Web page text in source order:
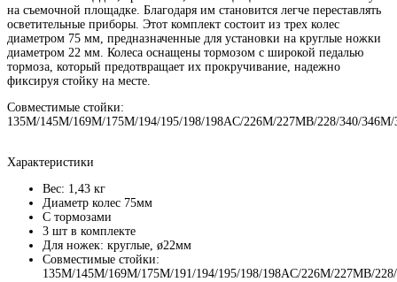
на съемочной площадке. Благодаря им становится легче переставлять
осветительные приборы. Этот комплект состоит из трех колес
диаметром 75 мм, предназначенные для установки на круглые ножки
диаметром 22 мм. Колеса оснащены тормозом с широкой педалью
тормоза, который предотвращает их прокручивание, надежно
фиксируя стойку на месте.
Совместимые стойки:
135M/145M/169M/175M/194/195/198/198AC/226M/227MB/228/340/
Характеристики
Вес: 1,43 кг
Диаметр колес 75мм
С тормозами
3 шт в комплекте
Для ножек: круглые, ø22мм
Совместимые стойки:
135M/145M/169M/175M/191/194/195/198/198AC/226M/227MB/